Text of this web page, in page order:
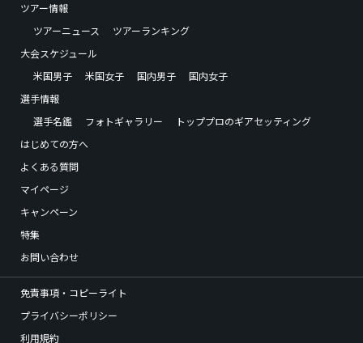
ツアー情報
ツアーニュース
ツアーランキング
大会スケジュール
米国男子
米国女子 国内男子
国内女子
選手情報
選手名鑑
フォトギャラリー
トッププロのギアセッティング
はじめての方へ
よくある質問
マイページ
キャンペーン
特集
お問い合わせ
免責事項・コピーライト
プライバシーポリシー
利用規約